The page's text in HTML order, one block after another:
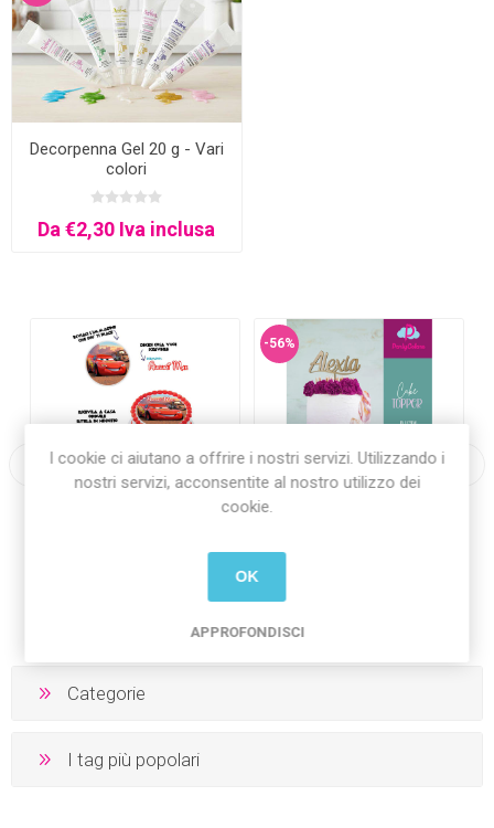
Decorpenna Gel 20 g - Vari
colori
Da €2,30 Iva inclusa
Cialda per torta
personalizzata (con foto
-56%
Cake Topper NOME in
legno da Personalizzare
Categorie
I tag più popolari
I cookie ci aiutano a offrire i nostri servizi. Utilizzando i
nostri servizi, acconsentite al nostro utilizzo dei
cookie.
OK
APPROFONDISCI